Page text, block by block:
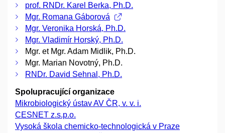
prof. RNDr. Karel Berka, Ph.D.
Mgr. Romana Gáborová
Mgr. Veronika Horská, Ph.D.
Mgr. Vladimír Horský, Ph.D.
Mgr. et Mgr. Adam Midlik, Ph.D.
Mgr. Marian Novotný, Ph.D.
RNDr. David Sehnal, Ph.D.
Spolupracující organizace
Mikrobiologický ústav AV ČR, v. v. i.
CESNET z.s.p.o.
Vysoká škola chemicko-technologická v Praze